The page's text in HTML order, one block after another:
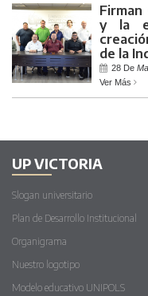
y la
de la
28 De
Ver Más
UP VICTORIA
Slogan universitario
Plan de Desarrollo Institucional
Organigrama
Nuestro logotipo
Modelo educativo UNIPOLS